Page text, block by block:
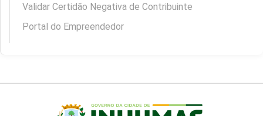
Validar Certidão Negativa de Contribuinte
Portal do Empreendedor